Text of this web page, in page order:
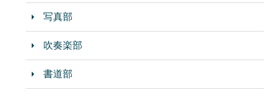
写真部
吹奏楽部
書道部